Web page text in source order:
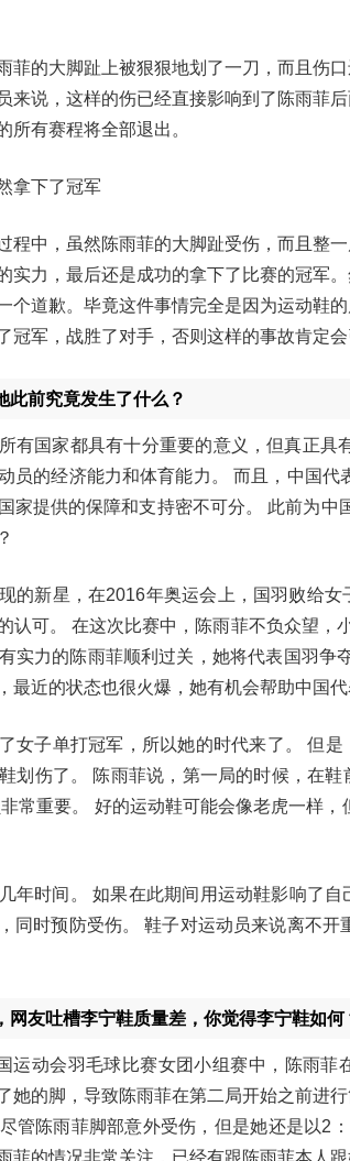
菲的大脚趾上被狠狠地划了一刀，而且伤
来说，这样的伤已经直接影响到了陈雨菲
所有赛程将全部退出。
拿下了冠军
程中，虽然陈雨菲的大脚趾受伤，而且整
实力，最后还是成功的拿下了比赛的冠军
个道歉。毕竟这件事情完全是因为运动鞋
冠军，战胜了对手，否则这样的事故肯定
此前究竟发生了什么？
有国家都具有十分重要的意义，但真正具
员的经济能力和体育能力。 而且，中国
家提供的保障和支持密不可分。 此前为
的新星，在2016年奥运会上，国羽败给
认可。 在这次比赛中，陈雨菲不负众望，
实力的陈雨菲顺利过关，她将代表国羽争
最近的状态也很火爆，她有机会帮助中国代
女子单打冠军，所以她的时代来了。 但
划伤了。 陈雨菲说，第一局的时候，在
常重要。 好的运动鞋可能会像老虎一样
年时间。 如果在此期间用运动鞋影响了
同时预防受伤。 鞋子对运动员来说离不
网友吐槽李宁鞋质量差，你觉得李宁鞋如何
运动会羽毛球比赛女团小组赛中，陈雨
她的脚，导致陈雨菲在第二局开始之前进
管陈雨菲脚部意外受伤，但是她还是以2
菲的情况非常关注，已经有跟陈雨菲本人